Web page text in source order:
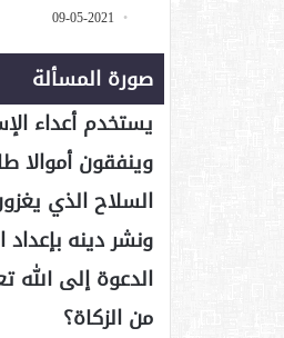
09-05-2021
صورة المسألة
يستخدم أعداء
وينفقون أموالا
السلاح الذي
ونشر دينه
الدعوة إلى
من الزكاة؟